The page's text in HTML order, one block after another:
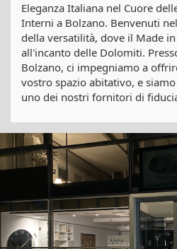
Eleganza Italiana nel Cuore
Interni a Bolzano. Benvenuti
della versatilità, dove il Made
all'incanto delle Dolomiti.
Bolzano, ci impegniamo a
vostro spazio abitativo, e
uno dei nostri fornitori di